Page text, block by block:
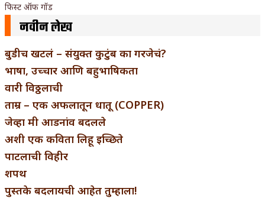
फिस्ट ऑफ गॉड
नवीन लेख
बुडीच खटलं – संयुक्त कुटुंब का गरजेचं?
भाषा, उच्चार आणि बहुभाषिकता
वारी विठ्ठलाची
ताम्र – एक अफलातून धातू (COPPER)
जेव्हा मी आडनांव बदलले
अशी एक कविता लिहू इच्छिते
पाटलाची विहीर
शपथ
पुस्तके बदलायची आहेत तुम्हाला!